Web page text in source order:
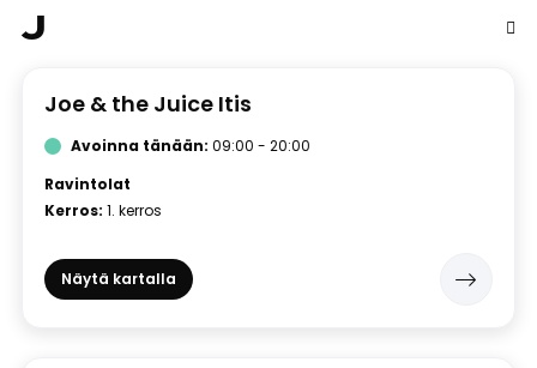
J
Joe & the Juice Itis
Avoinna tänään: 09:00 - 20:00
Ravintolat
Kerros: 1. kerros
Näytä kartalla